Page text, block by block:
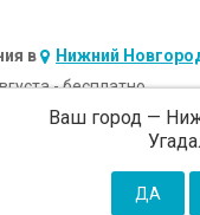
в Нижний
Ваш город —
- бесплатно
c 14 августа - 300